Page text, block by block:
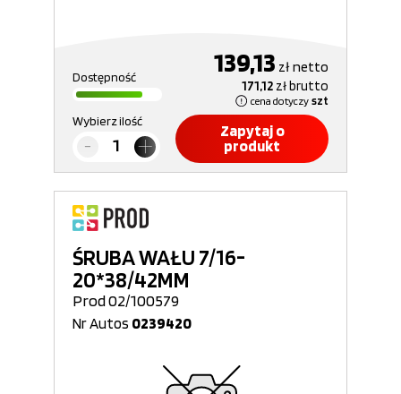
Dostępność 139,13 złnetto
171,12 złbrutto
cena dotyczy szt
Wybierz ilość
Zapytaj o
produkt
ŚRUBA WAŁU 7/16-
20*38/42MM
Prod 02/100579
Nr Autos 0239420